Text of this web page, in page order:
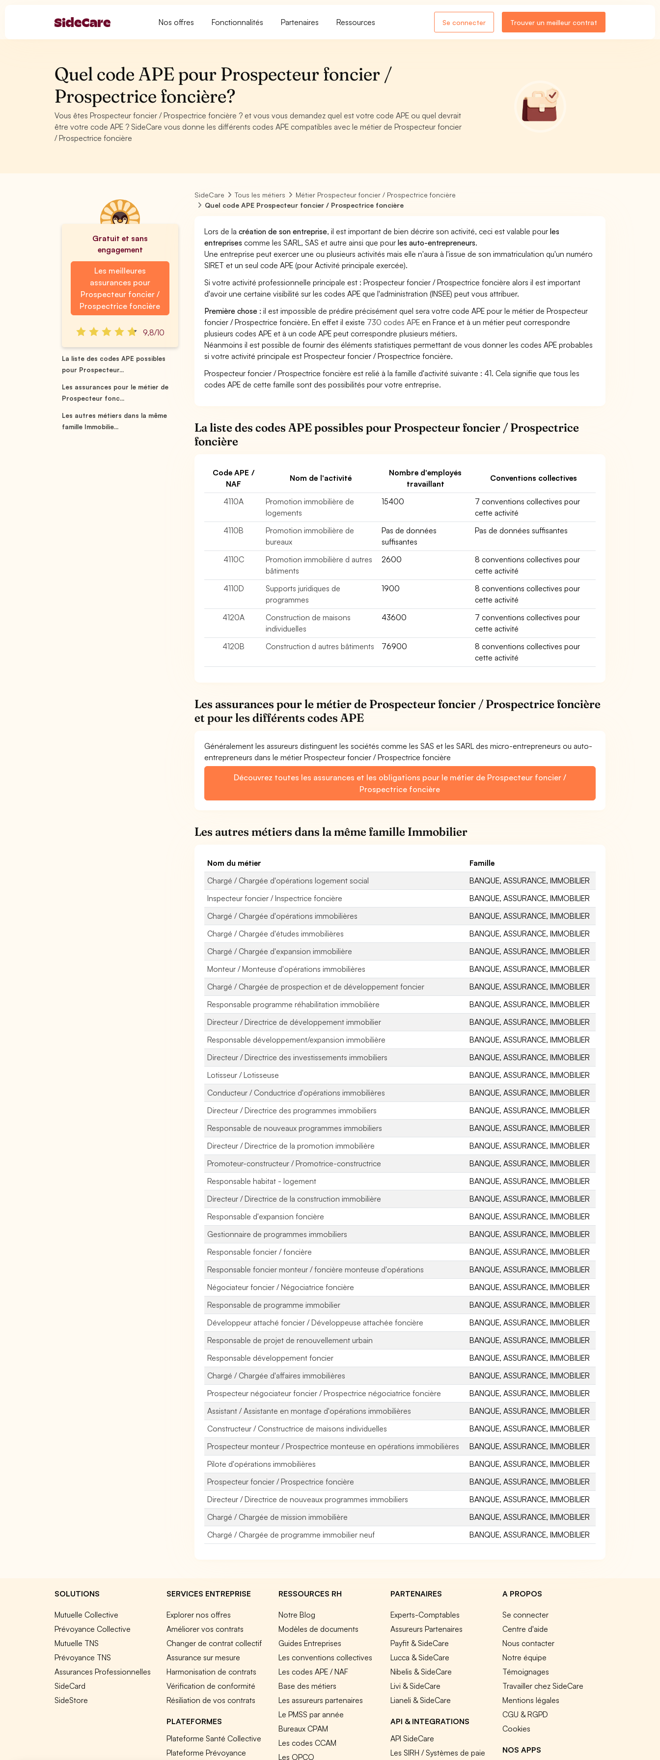
Nos offres Fonctionnalités Partenaires Ressources Se connecter Trouver un meilleur contrat
Quel code APE pour Prospecteur foncier /
Prospectrice foncière?
Vous êtes Prospecteur foncier / Prospectrice foncière ? et vous vous demandez quel est votre code APE ou quel devrait
être votre code APE ? SideCare vous donne les différents codes APE compatibles avec le métier de Prospecteur foncier
/ Prospectrice foncière
Gratuit et sans
engagement
Les meilleures
assurances pour
Prospecteur foncier /
Prospectrice foncière
9,8/10
La liste des codes APE possibles
pour Prospecteur...
Les assurances pour le métier de
Prospecteur fonc...
Les autres métiers dans la même
famille Immobilie...
SideCare Tous les métiers
Métier Prospecteur foncier / Prospectrice foncière
Quel code APE Prospecteur foncier / Prospectrice foncière
Lors de lacréation de son entreprise, il est important de bien décrire son activité, ceci est valable pourles
entreprises comme les SARL, SAS et autre ainsi que pourles auto-entrepreneurs.
Une entreprise peut exercer une ou plusieurs activités mais elle n'aura à l'issue de son immatriculation qu'un numéro
SIRET et un seul code APE (pour Activité principale exercée).
Si votre activité professionnelle principale est : Prospecteur foncier / Prospectrice foncière alors il est important
d'avoir une certaine visibilité sur les codes APE que l'administration (INSEE) peut vous attribuer.
Première chose : il est impossible de prédire précisément quel sera votre code APE pour le métier de Prospecteur
foncier / Prospectrice foncière. En effet il existe 730 codes APE en France et à un métier peut correspondre
plusieurs codes APE et à un code APE peut correspondre plusieurs métiers.
Néanmoins il est possible de fournir des éléments statistiques permettant de vous donner les codes APE probables
si votre activité principale est Prospecteur foncier / Prospectrice foncière.
Prospecteur foncier / Prospectrice foncière est relié à la famille d'activité suivante : 41. Cela signifie que tous les
codes APE de cette famille sont des possibilités pour votre entreprise.
La liste des codes APE possibles pour Prospecteur foncier / Prospectrice
foncière
Code APE /
NAF
Nom de l'activité
Nombre d'employés
travaillant
Conventions collectives
4110A
Promotion immobilière de
logements
15400
7 conventions collectives pour
cette activité
4110B
Promotion immobilière de
bureaux
Pas de données
suffisantes
Pas de données suffisantes
4110C
Promotion immobilière d autres
bâtiments
2600
8 conventions collectives pour
cette activité
4110D
Supports juridiques de
programmes
1900
8 conventions collectives pour
cette activité
4120A
Construction de maisons
individuelles
43600
7 conventions collectives pour
cette activité
4120B
Construction d autres bâtiments 76900
8 conventions collectives pour
cette activité
Les assurances pour le métier de Prospecteur foncier / Prospectrice foncière
et pour les différents codes APE
Généralement les assureurs distinguent les sociétés comme les SAS et les SARL des micro-entrepreneurs ou auto-
entrepreneurs dans le métier Prospecteur foncier / Prospectrice foncière
Découvrez toutes les assurances et les obligations pour le métier de Prospecteur foncier /
Prospectrice foncière
Les autres métiers dans la même famille Immobilier
Nom du métier
Famille
Chargé / Chargée d'opérations logement social
BANQUE, ASSURANCE, IMMOBILIER
Inspecteur foncier / Inspectrice foncière
BANQUE, ASSURANCE, IMMOBILIER
Chargé / Chargée d'opérations immobilières
BANQUE, ASSURANCE, IMMOBILIER
Chargé / Chargée d'études immobilières
BANQUE, ASSURANCE, IMMOBILIER
Chargé / Chargée d'expansion immobilière
BANQUE, ASSURANCE, IMMOBILIER
Monteur / Monteuse d'opérations immobilières
BANQUE, ASSURANCE, IMMOBILIER
Chargé / Chargée de prospection et de développement foncier
BANQUE, ASSURANCE, IMMOBILIER
Responsable programme réhabilitation immobilière
BANQUE, ASSURANCE, IMMOBILIER
Directeur / Directrice de développement immobilier
BANQUE, ASSURANCE, IMMOBILIER
Responsable développement/expansion immobilière
BANQUE, ASSURANCE, IMMOBILIER
Directeur / Directrice des investissements immobiliers
BANQUE, ASSURANCE, IMMOBILIER
Lotisseur / Lotisseuse
BANQUE, ASSURANCE, IMMOBILIER
Conducteur / Conductrice d'opérations immobilières
BANQUE, ASSURANCE, IMMOBILIER
Directeur / Directrice des programmes immobiliers
BANQUE, ASSURANCE, IMMOBILIER
Responsable de nouveaux programmes immobiliers
BANQUE, ASSURANCE, IMMOBILIER
Directeur / Directrice de la promotion immobilière
BANQUE, ASSURANCE, IMMOBILIER
Promoteur-constructeur / Promotrice-constructrice
BANQUE, ASSURANCE, IMMOBILIER
Responsable habitat - logement
BANQUE, ASSURANCE, IMMOBILIER
Directeur / Directrice de la construction immobilière
BANQUE, ASSURANCE, IMMOBILIER
Responsable d'expansion foncière
BANQUE, ASSURANCE, IMMOBILIER
Gestionnaire de programmes immobiliers
BANQUE, ASSURANCE, IMMOBILIER
Responsable foncier / foncière
BANQUE, ASSURANCE, IMMOBILIER
Responsable foncier monteur / foncière monteuse d'opérations
BANQUE, ASSURANCE, IMMOBILIER
Négociateur foncier / Négociatrice foncière
BANQUE, ASSURANCE, IMMOBILIER
Responsable de programme immobilier
BANQUE, ASSURANCE, IMMOBILIER
Développeur attaché foncier / Développeuse attachée foncière
BANQUE, ASSURANCE, IMMOBILIER
Responsable de projet de renouvellement urbain
BANQUE, ASSURANCE, IMMOBILIER
Responsable développement foncier
BANQUE, ASSURANCE, IMMOBILIER
Chargé / Chargée d'affaires immobilières
BANQUE, ASSURANCE, IMMOBILIER
Prospecteur négociateur foncier / Prospectrice négociatrice foncière
BANQUE, ASSURANCE, IMMOBILIER
Assistant / Assistante en montage d'opérations immobilières
BANQUE, ASSURANCE, IMMOBILIER
Constructeur / Constructrice de maisons individuelles
BANQUE, ASSURANCE, IMMOBILIER
Prospecteur monteur / Prospectrice monteuse en opérations immobilières
BANQUE, ASSURANCE, IMMOBILIER
Pilote d'opérations immobilières
BANQUE, ASSURANCE, IMMOBILIER
Prospecteur foncier / Prospectrice foncière
BANQUE, ASSURANCE, IMMOBILIER
Directeur / Directrice de nouveaux programmes immobiliers
BANQUE, ASSURANCE, IMMOBILIER
Chargé / Chargée de mission immobilière
BANQUE, ASSURANCE, IMMOBILIER
Chargé / Chargée de programme immobilier neuf
BANQUE, ASSURANCE, IMMOBILIER
SOLUTIONS
Mutuelle Collective
Prévoyance Collective
Mutuelle TNS
Prévoyance TNS
Assurances Professionnelles
SideCard
SideStore
SERVICES ENTREPRISE
Explorer nos offres
Améliorer vos contrats
Changer de contrat collectif
Assurance sur mesure
Harmonisation de contrats
Vérification de conformité
Résiliation de vos contrats
PLATEFORMES
Plateforme Santé Collective
Plateforme Prévoyance
RESSOURCES RH
Notre Blog
Modèles de documents
Guides Entreprises
Les conventions collectives
Les codes APE / NAF
Base des métiers
Les assureurs partenaires
Le PMSS par année
Bureaux CPAM
Les codes CCAM
Les OPCO
PARTENAIRES
Experts-Comptables
Assureurs Partenaires
Payfit & SideCare
Lucca & SideCare
Nibelis & SideCare
Livi & SideCare
Lianeli & SideCare
API & INTEGRATIONS
API SideCare
Les SIRH / Systèmes de paie
A PROPOS
Se connecter
Centre d'aide
Nous contacter
Notre équipe
Témoignages
Travailler chez SideCare
Mentions légales
CGU & RGPD
Cookies
NOS APPS